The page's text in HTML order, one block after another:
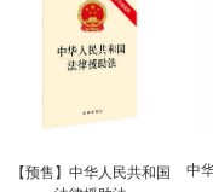
【预售】中华人民共和国
中